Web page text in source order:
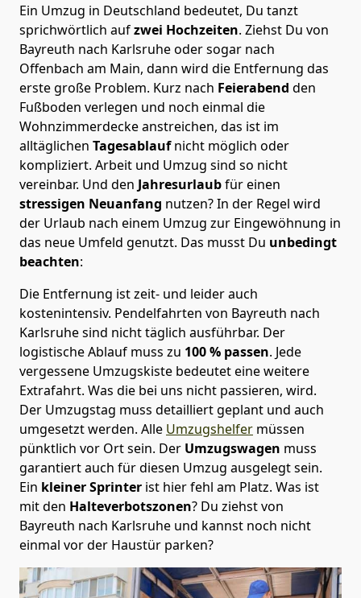
Ein Umzug in Deutschland bedeutet, Du tanzt
sprichwörtlich aufzwei Hochzeiten. Ziehst Du von
Bayreuth nach Karlsruhe oder sogar nach
Offenbach am Main, dann wird die Entfernung das
erste große Problem. Kurz nach Feierabend den
Fußboden verlegen und noch einmal die
Wohnzimmerdecke anstreichen, das ist im
alltäglichen Tagesablaufnicht möglich oder
kompliziert. Arbeit und Umzug sind so nicht
vereinbar. Und den Jahresurlaubfür einen
stressigen Neuanfang nutzen? In der Regel wird
der Urlaub nach einem Umzug zur Eingewöhnung in
das neue Umfeld genutzt. Das musst Du unbedingt
beachten:
Die Entfernung ist zeit- und leider auch
kostenintensiv. Pendelfahrten von Bayreuth nach
Karlsruhe sind nicht täglich ausführbar. Der
logistische Ablauf muss zu 100 % passen. Jede
vergessene Umzugskiste bedeutet eine weitere
Extrafahrt. Was die bei uns nicht passieren, wird.
Der Umzugstag muss detailliert geplant und auch
umgesetzt werden. Alle Umzugshelfer müssen
pünktlich vor Ort sein. Der Umzugswagen muss
garantiert auch für diesen Umzug ausgelegt sein.
Ein kleiner Sprinter ist hier fehl am Platz. Was ist
mit den Halteverbotszonen? Du ziehst von
Bayreuth nach Karlsruhe und kannst noch nicht
einmal vor der Haustür parken?